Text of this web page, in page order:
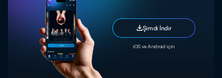
Şimdi İndir
iOS ve Android için